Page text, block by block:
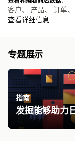
客户、 产品、 订单
查看详细信息
专题展示
指南
发掘能够助力